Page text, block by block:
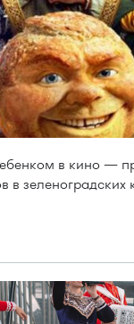
в кино —
в зеленоградских